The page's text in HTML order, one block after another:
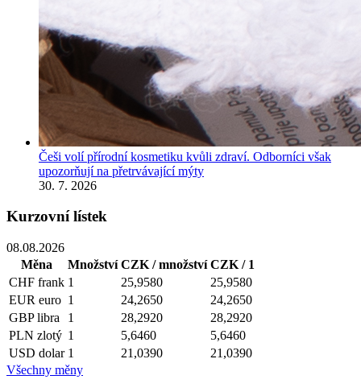
Češi volí přírodní kosmetiku kvůli zdraví. Odborníci však
upozorňují na přetrvávající mýty
30. 7. 2026
Kurzovní lístek
08.08.2026
Měna
Množství CZK / množství CZK / 1
CHF frank 1 25,9580
25,9580
EUR euro 1 24,2650
24,2650
GBP libra 1 28,2920
28,2920
PLN zlotý 1 5,6460
5,6460
USD dolar 1 21,0390
21,0390
Všechny měny